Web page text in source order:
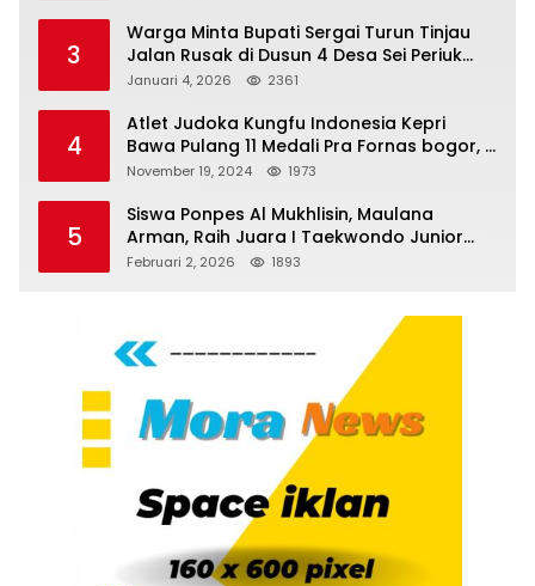
Tanjungpinang
3
Warga Minta Bupati Sergai Turun Tinjau
Jalan Rusak di Dusun 4 Desa Sei Periuk
Serdang Bedagai
Januari 4, 2026 2361
4
Atlet Judoka Kungfu Indonesia Kepri
Bawa Pulang 11 Medali Pra Fornas bogor, 3
Emas dan 8 Perunggu.
November 19, 2024 1973
5
Siswa Ponpes Al Mukhlisin, Maulana
Arman, Raih Juara I Taekwondo Junior
Putra di Riau National Championship 2026
Februari 2, 2026 1893